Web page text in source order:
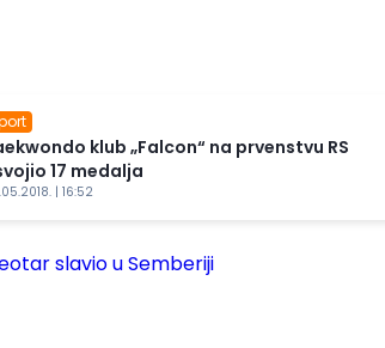
klub „Falcon“ na prvenstvu RS
17 medalja
| 16:52